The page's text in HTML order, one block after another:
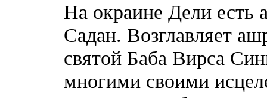
На окраине Дели есть
Садан. Возглавляет
святой Баба Вирса
многими своими